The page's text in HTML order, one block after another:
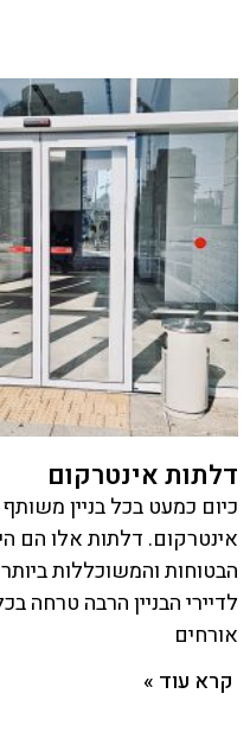
דלתות אינטרקום
כיום כמעט בכל בניין
אינטרקום. דלתות אלו הם
הבטוחות והמשוכללות
לדיירי הבניין הרבה טרחה
אורחים
קרא עוד »